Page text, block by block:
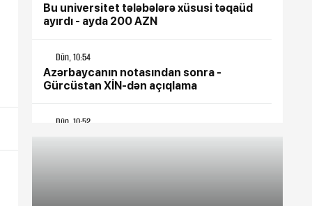
Bu universitet tələbələrə xüsusi təqaüd
ayırdı - ayda 200 AZN
Dün, 10:54
Azərbaycanın notasından sonra -
Gürcüstan XİN-dən açıqlama
Dün, 10:52